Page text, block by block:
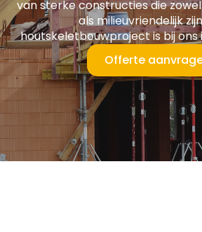
van sterke constructies die
als milieuvriendelijk
houtskeletbouwproject is bij ons
Offerte